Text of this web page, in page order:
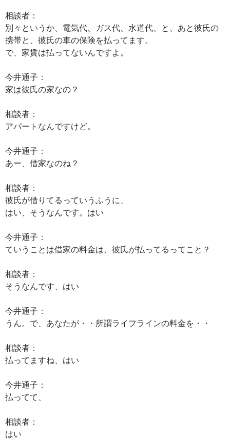
相談者：
別々というか、電気代、ガス代、水道代、と、あと彼氏の
携帯と、彼氏の車の保険を払ってます。
で、家賃は払ってないんですよ。
今井通子：
家は彼氏の家なの？
相談者：
アパートなんですけど。
今井通子：
あー、借家なのね？
相談者：
彼氏が借りてるっていうふうに、
はい、そうなんです。はい
今井通子：
ていうことは借家の料金は、彼氏が払ってるってこと？
相談者：
そうなんです、はい
今井通子：
うん。で、あなたが・・所謂ライフラインの料金を・・
相談者：
払ってますね、はい
今井通子：
払ってて、
相談者：
はい